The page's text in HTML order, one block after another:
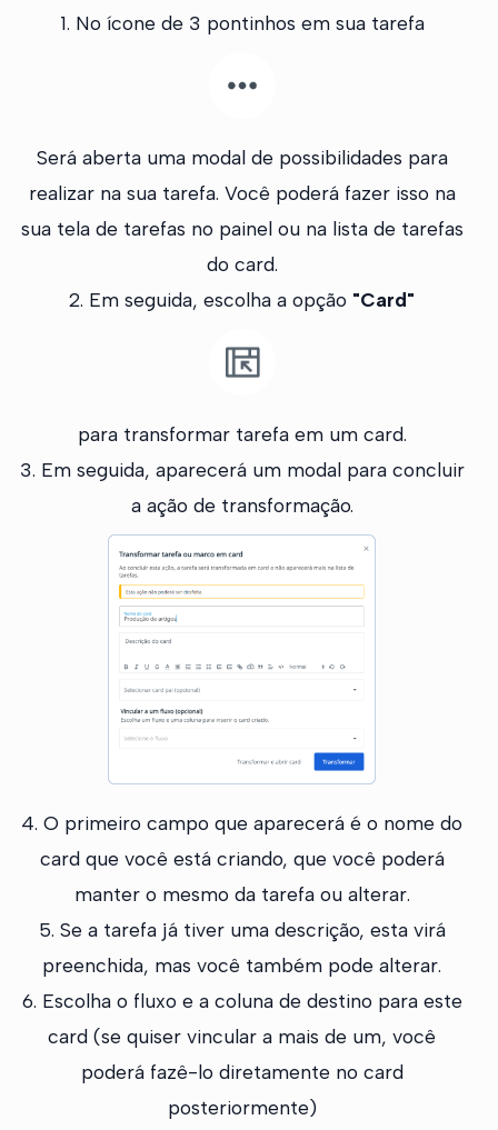
1. No ícone de 3 pontinhos em sua tarefa
Será aberta uma modal de possibilidades para
realizar na sua tarefa. Você poderá fazer isso na
sua tela de tarefas no painel ou na lista de tarefas
do card.
2. Em seguida, escolha a opção "Card"
para transformar tarefa em um card.
3. Em seguida, aparecerá um modal para concluir
a ação de transformação.
4. O primeiro campo que aparecerá é o nome do
card que você está criando, que você poderá
manter o mesmo da tarefa ou alterar.
5. Se a tarefa já tiver uma descrição, esta virá
preenchida, mas você também pode alterar.
6. Escolha o fluxo e a coluna de destino para este
card (se quiser vincular a mais de um, você
poderá fazê-lo diretamente no card
posteriormente)